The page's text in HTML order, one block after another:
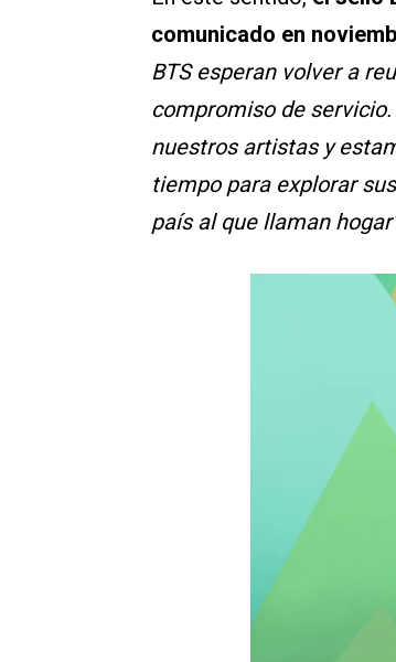
comunicado en
BTS esperan volver a
compromiso de
nuestros artistas y
tiempo para explorar
país al que llaman